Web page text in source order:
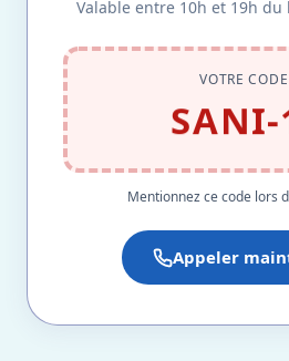
Valable entre 10h et 19h
VOTRE
SANI-
Mentionnez ce code lors
Appeler